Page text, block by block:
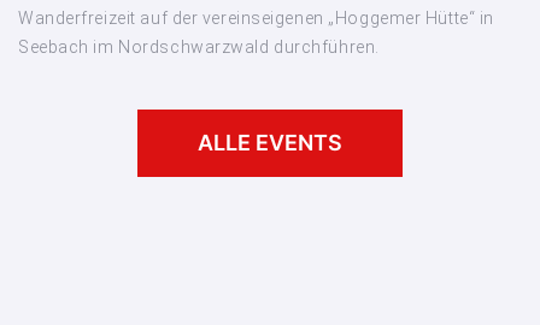
Wanderfreizeit auf der vereinseigenen „Hoggemer Hütte“ in
Seebach im Nordschwarzwald durchführen.
ALLE EVENTS